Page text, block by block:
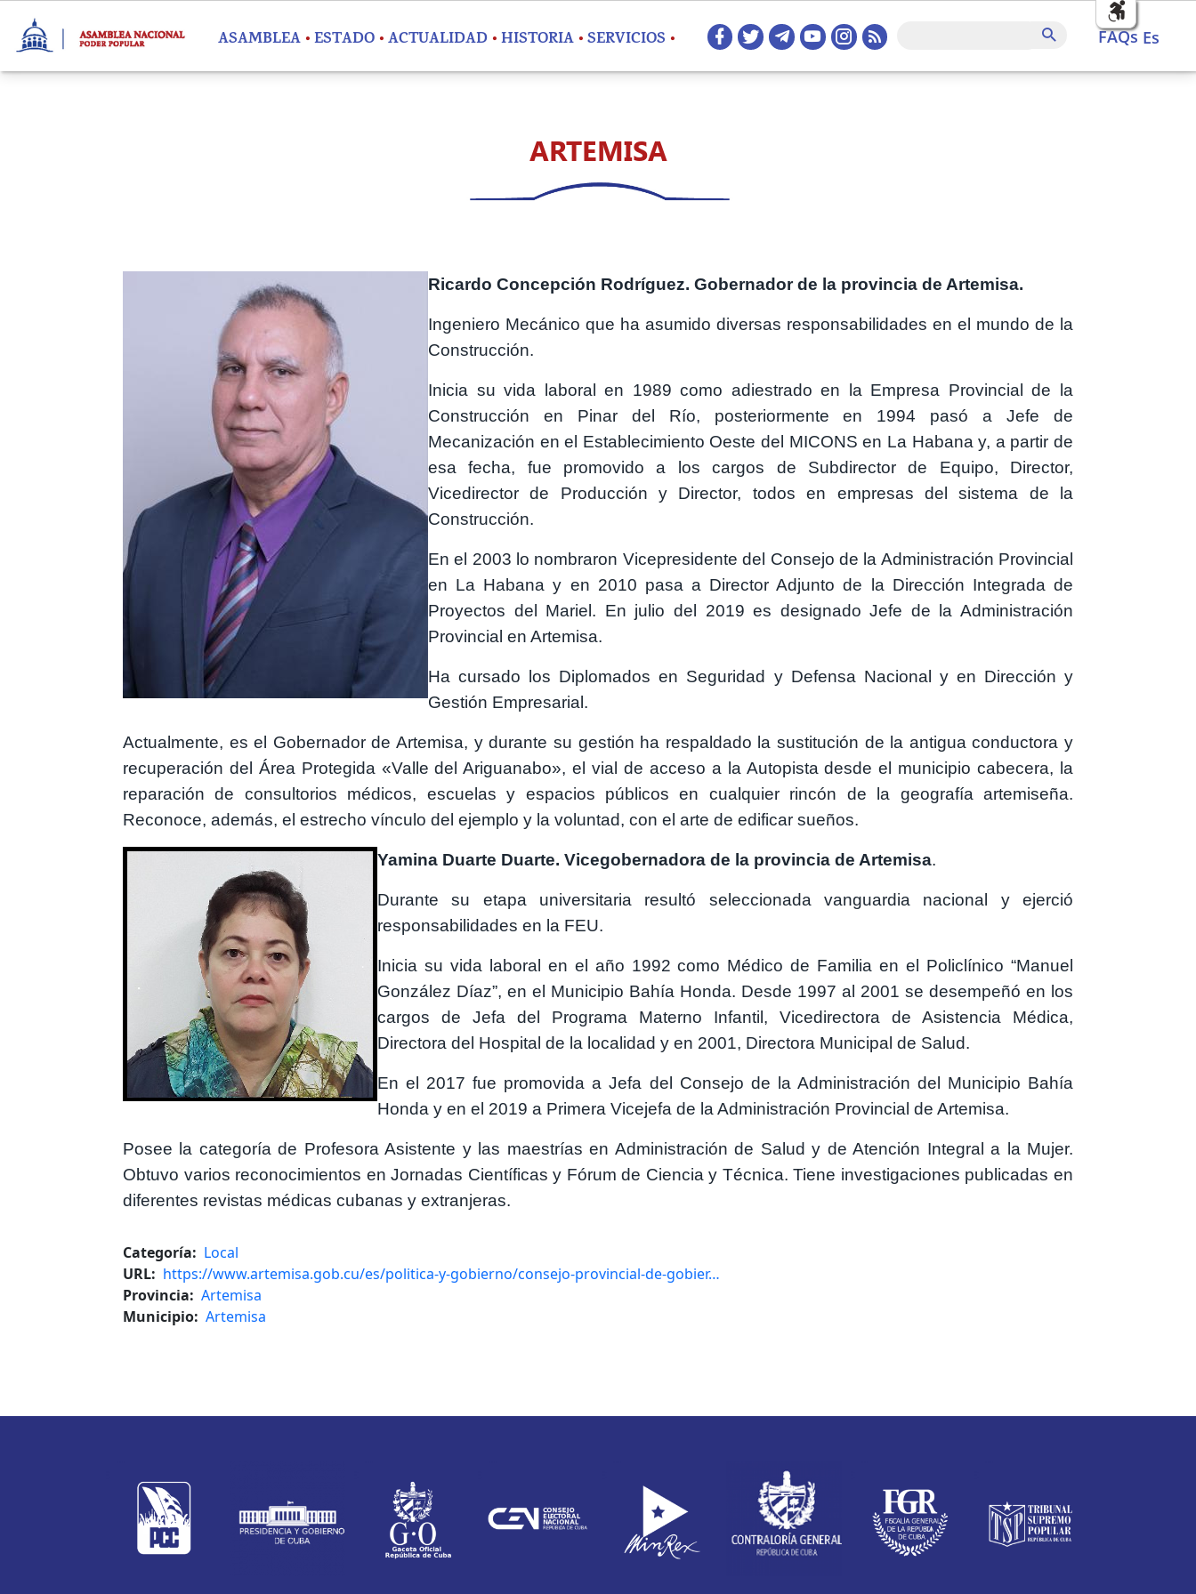
ASAMBLEA ESTADO ACTUALIDAD HISTORIA SERVICIOS
Redes sociales home
FAQs
FAQs es
ARTEMISA
Ricardo Concepción Rodríguez. Gobernador de la provincia de Artemisa.
Ingeniero Mecánico que ha asumido diversas responsabilidades en el mundo de la
Construcción.
Inicia su vida laboral en 1989 como adiestrado en la Empresa Provincial de la
Construcción en Pinar del Río, posteriormente en 1994 pasó a Jefe de
Mecanización en el Establecimiento Oeste del MICONS en La Habana y, a partir de
esa fecha, fue promovido a los cargos de Subdirector de Equipo, Director,
Vicedirector de Producción y Director, todos en empresas del sistema de la
Construcción.
En el 2003 lo nombraron Vicepresidente del Consejo de la Administración Provincial
en La Habana y en 2010 pasa a Director Adjunto de la Dirección Integrada de
Proyectos del Mariel. En julio del 2019 es designado Jefe de la Administración
Provincial en Artemisa.
Ha cursado los Diplomados en Seguridad y Defensa Nacional y en Dirección y
Gestión Empresarial.
Actualmente, es el Gobernador de Artemisa, y durante su gestión ha respaldado la sustitución de la antigua conductora y
recuperación del Área Protegida «Valle del Ariguanabo», el vial de acceso a la Autopista desde el municipio cabecera, la
reparación de consultorios médicos, escuelas y espacios públicos en cualquier rincón de la geografía artemiseña.
Reconoce, además, el estrecho vínculo del ejemplo y la voluntad, con el arte de edificar sueños.
Imagen Yamina Duarte Duarte. Vicegobernadora de la provincia de Artemisa.
Durante su etapa universitaria resultó seleccionada vanguardia nacional y ejerció
responsabilidades en la FEU.
Inicia su vida laboral en el año 1992 como Médico de Familia en el Policlínico “Manuel
González Díaz”, en el Municipio Bahía Honda. Desde 1997 al 2001 se desempeñó en los
cargos de Jefa del Programa Materno Infantil, Vicedirectora de Asistencia Médica,
Directora del Hospital de la localidad y en 2001, Directora Municipal de Salud.
En el 2017 fue promovida a Jefa del Consejo de la Administración del Municipio Bahía
Honda y en el 2019 a Primera Vicejefa de la Administración Provincial de Artemisa.
Posee la categoría de Profesora Asistente y las maestrías en Administración de Salud y de Atención Integral a la Mujer.
Obtuvo varios reconocimientos en Jornadas Científicas y Fórum de Ciencia y Técnica. Tiene investigaciones publicadas en
diferentes revistas médicas cubanas y extranjeras.
Categoría
Local
URL
https://www.artemisa.gob.cu/es/politica-y-gobierno/consejo-provincial-de-gobier…
Provincia
Artemisa
Municipio Artemisa